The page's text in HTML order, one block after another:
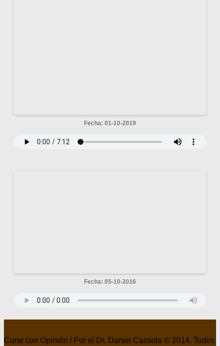
Fecha: 01-10-2019
Fecha: 05-10-2016
Curar con Opinión / Por el Dr. Daniel Cassola © 2014. Todos